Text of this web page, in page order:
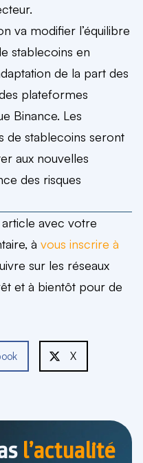
va modifier l’équilibre
stablecoins en
de la part des
plateformes
Binance. Les
de stablecoins seront
aux nouvelles
des risques
article avec votre
à vous inscrire à
sur les réseaux
et à bientôt pour de
X
l’actualité